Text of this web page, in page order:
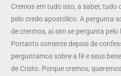
Cremos em tudo isto, a saber, tudo
pelo credo apostólico. A pergunta
de crermos, ai sim se pergunta
Portanto somente depois de
perguntamos sobre a fé e seus
de Cristo. Porque cremos,